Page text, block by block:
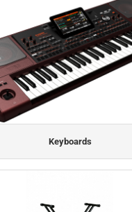
Keyboards